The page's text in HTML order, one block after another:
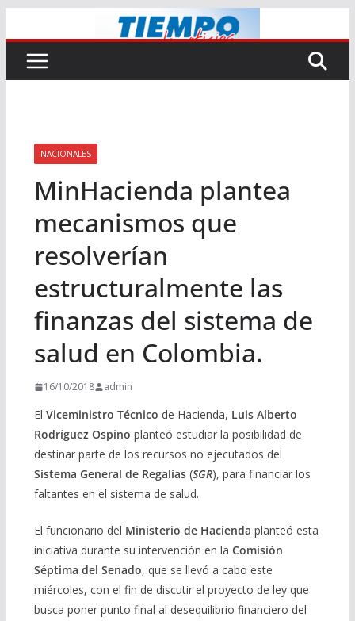
al
contenido
NACIONALES
MinHacienda plantea
mecanismos que
resolverían
estructuralmente las
finanzas del sistema de
salud en Colombia.
16/10/2018 admin
El Viceministro Técnico de Hacienda, Luis Alberto
Rodríguez Ospino planteó estudiar la posibilidad de
destinar parte de los recursos no ejecutados del
Sistema General de Regalías(SGR), para financiar los
faltantes en el sistema de salud.
El funcionario del Ministerio de Hacienda planteó esta
iniciativa durante su intervención en la Comisión
Séptima del Senado, que se llevó a cabo este
miércoles, con el fin de discutir el proyecto de ley que
busca poner punto final al desequilibrio financiero del